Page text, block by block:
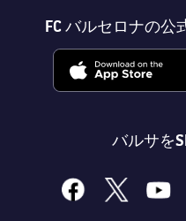
FC バルセロナの公
バルサを
facebook
x